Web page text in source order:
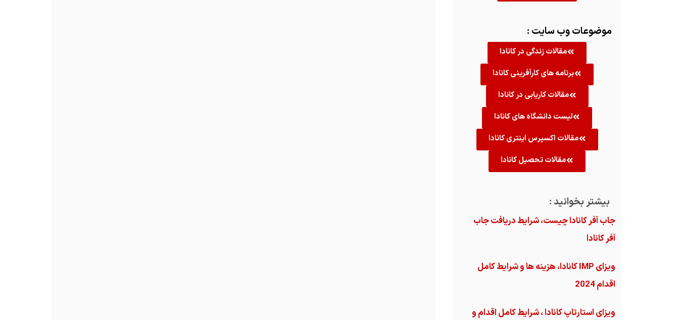
موضوعات وب سایت :
مقالات زندگی در کانادا
برنامه های کارآفرینی کانادا
مقالات کاریابی در کانادا
لیست دانشگاه های کانادا
مقالات اکسپرس اینتری کانادا
مقالات تحصیل کانادا
بیشتر بخوانید :
جاب آفر کانادا چیست، شرایط دریافت جاب
آفر کانادا
ویزای IMP کانادا، هزینه ها و شرایط کامل
اقدام 2024
ویزای استارتاپ کانادا ، شرایط کامل اقدام و